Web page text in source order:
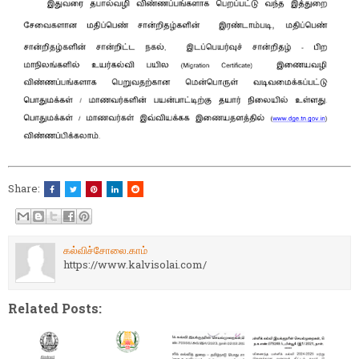
Share:
கல்விச்சோலை.காம்
https://www.kalvisolai.com/
Related Posts: